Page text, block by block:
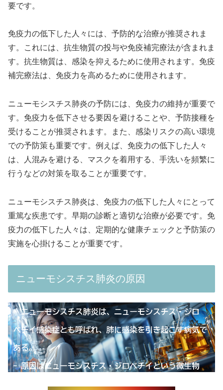
要です。
免疫力の低下した人々には、予防的な治療が推奨されま
す。これには、抗生物質の投与や免疫補完療法が含まれま
す。抗生物質は、感染を抑えるために使用されます。免疫
補完療法は、免疫力を高めるために使用されます。
ニューモシスチス肺炎の予防には、免疫力の維持が重要で
す。免疫力を低下させる要因を避けることや、予防接種を
受けることが推奨されます。また、感染リスクの高い環境
での予防策も重要です。例えば、免疫力の低下した人々
は、人混みを避ける、マスクを着用する、手洗いを頻繁に
行うなどの対策を取ることが重要です。
ニューモシスチス肺炎は、免疫力の低下した人々にとって
重篤な疾患です。早期の診断と適切な治療が必要です。免
疫力の低下した人々は、定期的な健康チェックと予防策の
実施を心掛けることが重要です。
ニューモシスチス肺炎の原因